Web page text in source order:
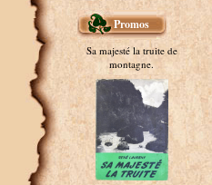
Promos
Sa majesté la truite de
montagne.